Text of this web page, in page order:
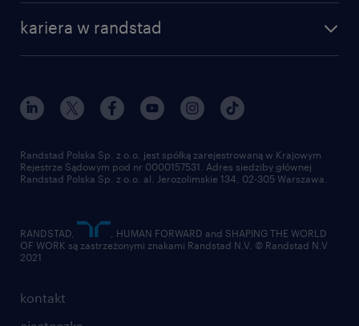
praca w amazon
dla mediów
dla dostawców
kariera w randstad
nasz świat
pracuj w randstad
złóż CV
kontakt
Randstad Polska Sp. z o.o. jest spółką zarejestrowaną w Krajowym
Rejestrze Sądowym pod nr 0000157531. Adres siedziby głównej
Randstad Polska Sp. z o.o. al. Jerozolimskie 134, 02-305 Warszawa.
RANDSTAD,
, HUMAN FORWARD and SHAPING THE WORLD
OF WORK są zastrzeżonymi znakami Randstad N.V. © Randstad N.V
2021